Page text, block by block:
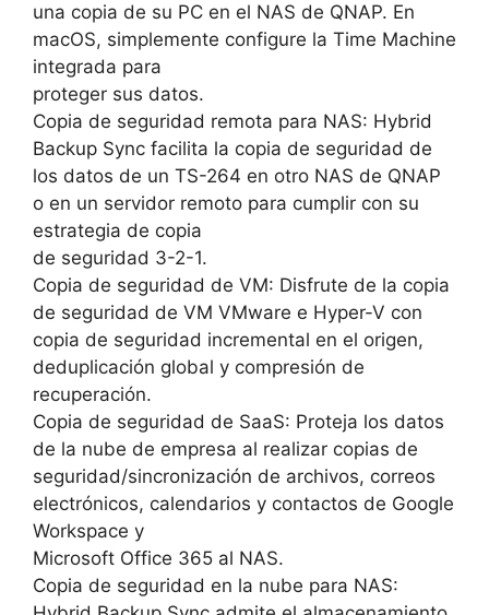
una copia de su PC en el NAS de QNAP. En
macOS, simplemente configure la Time Machine
integrada para
proteger sus datos.
Copia de seguridad remota para NAS: Hybrid
Backup Sync facilita la copia de seguridad de
los datos de un TS-264 en otro NAS de QNAP
o en un servidor remoto para cumplir con su
estrategia de copia
de seguridad 3-2-1.
Copia de seguridad de VM: Disfrute de la copia
de seguridad de VM VMware e Hyper-V con
copia de seguridad incremental en el origen,
deduplicación global y compresión de
recuperación.
Copia de seguridad de SaaS: Proteja los datos
de la nube de empresa al realizar copias de
seguridad/sincronización de archivos, correos
electrónicos, calendarios y contactos de Google
Workspace y
Microsoft Office 365 al NAS.
Copia de seguridad en la nube para NAS: